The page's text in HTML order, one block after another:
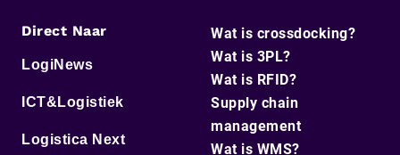
Direct Naar
LogiNews
ICT&Logistiek
Logistica Next
Wat is crossdocking?
Wat is 3PL?
Wat is RFID?
Supply chain
management
Wat is WMS?